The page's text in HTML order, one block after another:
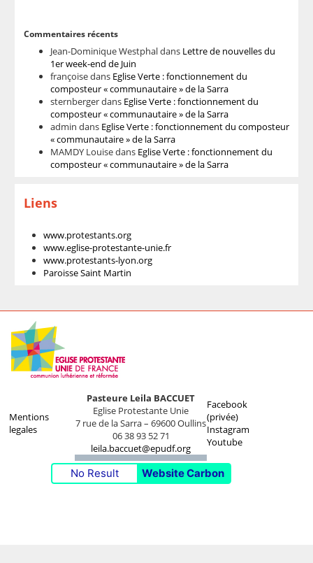
Commentaires récents
Jean-Dominique Westphaldans Lettre de nouvelles du
1er week-end de Juin
françoisedans Eglise Verte : fonctionnement du
composteur « communautaire » de la Sarra
sternbergerdans Eglise Verte : fonctionnement du
composteur « communautaire » de la Sarra
admin dans Eglise Verte : fonctionnement du composteur
« communautaire » de la Sarra
MAMDY Louisedans Eglise Verte : fonctionnement du
composteur « communautaire » de la Sarra
Liens
www.protestants.org
www.eglise-protestante-unie.fr
www.protestants-lyon.org
Paroisse Saint Martin
Mentions
legales
Pasteure Leila BACCUET
Eglise Protestante Unie
7 rue de la Sarra – 69600 Oullins
06 38 93 52 71
leila.baccuet@epudf.org
Facebook
(privée)
Instagram
Youtube
No Result Website Carbon